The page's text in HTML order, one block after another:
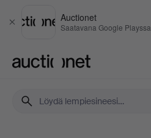
Sulje
Auctionet
Saatavana Google Playssa